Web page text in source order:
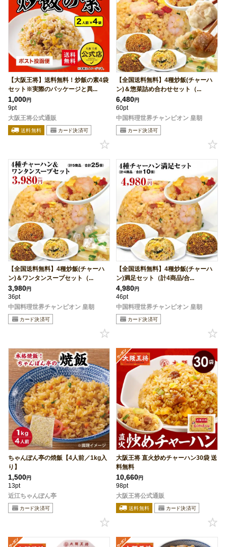
【大阪王将】送料無料！炒飯の素4袋
セット※実際のパッケージと異...
1,000円
9pt
大阪王将公式通販
【全国送料無料】4種炒飯(チャーハ
ン)＆惣菜詰め合わせセット（...
6,480円
60pt
中国料理世界チャンピオン 皇朝
【全国送料無料】4種炒飯(チャーハ
ン)＆ワンタンスープセット（...
3,980円
36pt
中国料理世界チャンピオン 皇朝
【全国送料無料】4種炒飯(チャーハ
ン)満足セット（計4商品/合...
4,980円
46pt
中国料理世界チャンピオン 皇朝
ちゃんぽん亭の焼飯【4人前／1kg入
り】
1,500円
13pt
近江ちゃんぽん亭
大阪王将 直火炒めチャーハン30袋 送
料無料
10,660円
98pt
大阪王将公式通販